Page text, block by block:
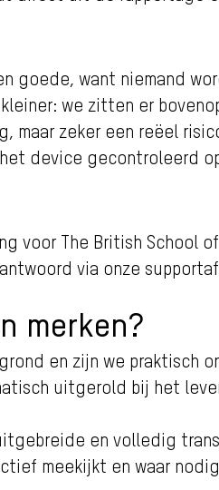
goede, want niemand
we zitten er
maar zeker een reëel
device gecontroleerd
voor The British School
via onze
merken?
en zijn we praktisch
uitgerold bij het
en volledig
meekijkt en waar